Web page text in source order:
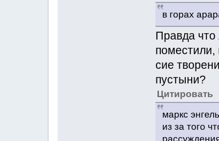
в горах
Правда что
поместили,
сие
пустыни?
Цитировать
маркс
из за того